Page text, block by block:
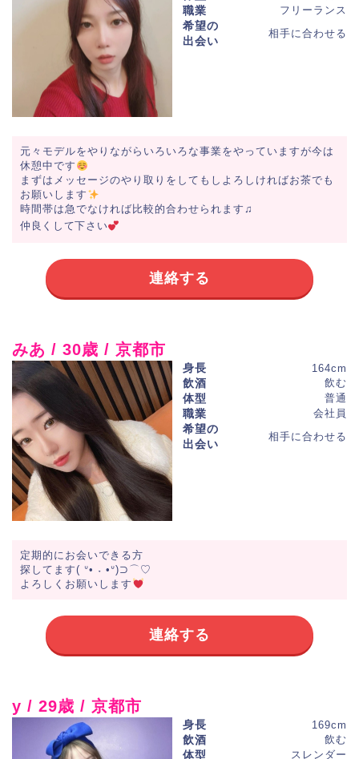
職業 フリーランス
希望の
出会い
相手に合わせる
元々モデルをやりながらいろいろな事業をやっていますが今は
休憩中です
まずはメッセージのやり取りをしてもしよろしければお茶でも
お願いします
時間帯は急でなければ比較的合わせられます♫
仲良くして下さい
連絡する
みあ / 30歳 / 京都市
身長 164cm
飲酒 飲む
体型 普通
職業 会社員
希望の
出会い
相手に合わせる
定期的にお会いできる方
探してます( ᐡ• ˕ •ᐡ)⊃⌒︎︎♡
よろしくお願いします
連絡する
y / 29歳 / 京都市
身長 169cm
飲酒 飲む
体型 スレンダー